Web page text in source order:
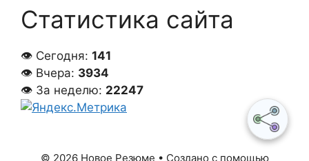
Статистика сайта
👁 Сегодня: 141
👁 Вчера: 3934
👁 За неделю: 22247
© 2026 Новое Резюме • Создано с помощью